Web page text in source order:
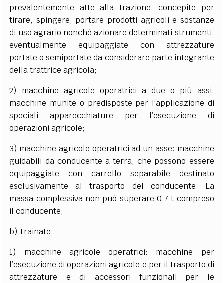
prevalentemente atte alla trazione, concepite per
tirare, spingere, portare prodotti agricoli e sostanze
di uso agrario nonché azionare determinati strumenti,
eventualmente equipaggiate con attrezzature
portate o semiportate da considerare parte integrante
della trattrice agricola;
2) macchine agricole operatrici a due o più assi:
macchine munite o predisposte per l’applicazione di
speciali apparecchiature per l’esecuzione di
operazioni agricole;
3) macchine agricole operatrici ad un asse: macchine
guidabili da conducente a terra, che possono essere
equipaggiate con carrello separabile destinato
esclusivamente al trasporto del conducente. La
massa complessiva non può superare 0,7 t compreso
il conducente;
b) Trainate:
1) macchine agricole operatrici: macchine per
l’esecuzione di operazioni agricole e per il trasporto di
attrezzature e di accessori funzionali per le